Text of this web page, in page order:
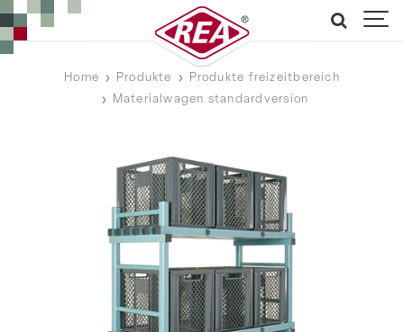
Home Produkte
Produkte freizeitbereich
Materialwagen standardversion